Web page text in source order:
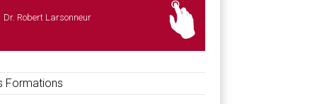
Dr. Robert Larsonneur
Formations